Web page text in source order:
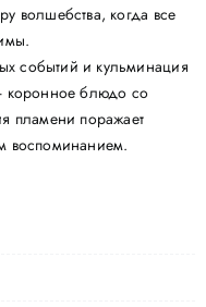
волшебства, когда все
событий и кульминация
коронное блюдо со
пламени поражает
воспоминанием.